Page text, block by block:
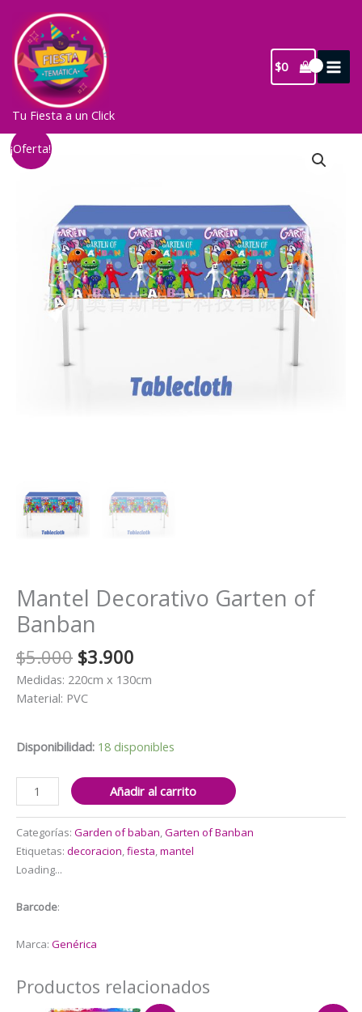
contenido
Tu Fiesta a un Click
$0
¡Oferta!
Mantel Decorativo Garten of
Banban
$5.000 El
precio
original
$3.900
precio
Medidas: 220cm x 130cm
Material: PVC
Disponibilidad: 18 disponibles
Mantel
Decorativo
Garten
of
Banban
cantidad
Añadir al carrito
Categorías: Garden of baban,Garten of Banban
Etiquetas: decoracion,fiesta,mantel
Loading...
Barcode:
Marca: Genérica
Productos relacionados